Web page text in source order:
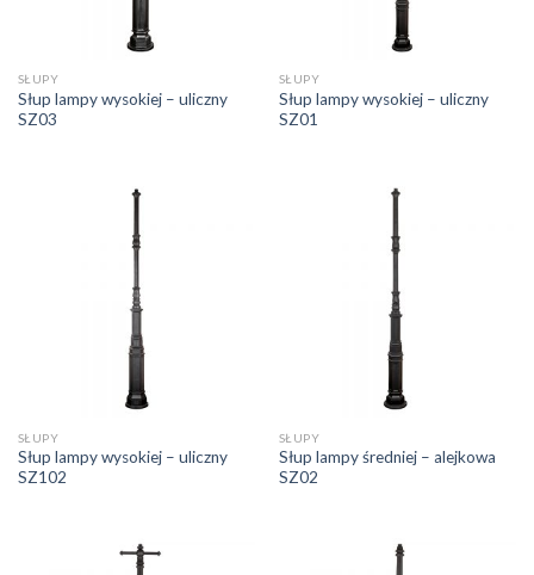
SŁUPY
Słup lampy wysokiej – uliczny
SZ03
SŁUPY
Słup lampy wysokiej – uliczny
SZ01
SŁUPY
Słup lampy wysokiej – uliczny
SZ102
SŁUPY
Słup lampy średniej – alejkowa
SZ02